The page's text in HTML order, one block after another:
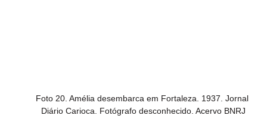
Foto 20. Amélia desembarca em Fortaleza. 1937. Jornal
Diário Carioca. Fotógrafo desconhecido. Acervo BNRJ